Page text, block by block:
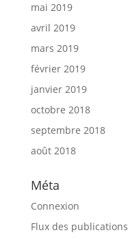
mai 2019
avril 2019
mars 2019
février 2019
janvier 2019
octobre 2018
septembre 2018
août 2018
Méta
Connexion
Flux des publications